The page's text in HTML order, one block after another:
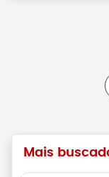
Mais